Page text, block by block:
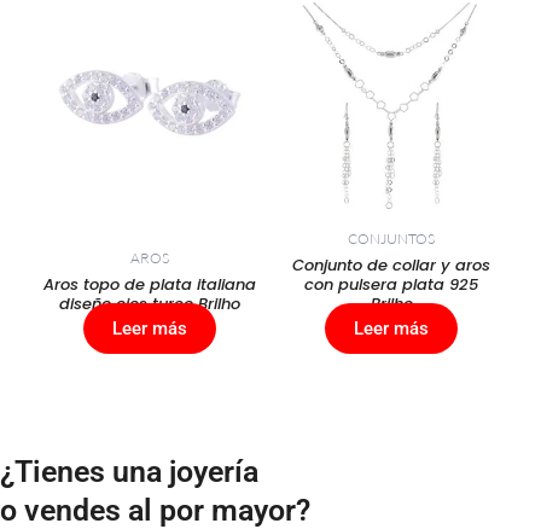
AROS
Aros topo de plata italiana
diseño ojos turco Brilho
Leer más
CONJUNTOS
Conjunto de collar y aros
con pulsera plata 925
Brilho
Leer más
¿Tienes una joyería
o vendes al por mayor?